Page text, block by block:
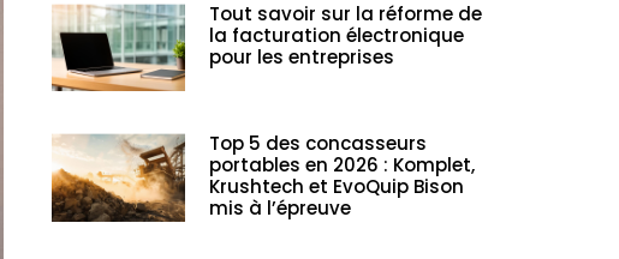
Tout savoir sur la réforme de
la facturation électronique
pour les entreprises
Top 5 des concasseurs
portables en 2026 : Komplet,
Krushtech et EvoQuip Bison
mis à l’épreuve